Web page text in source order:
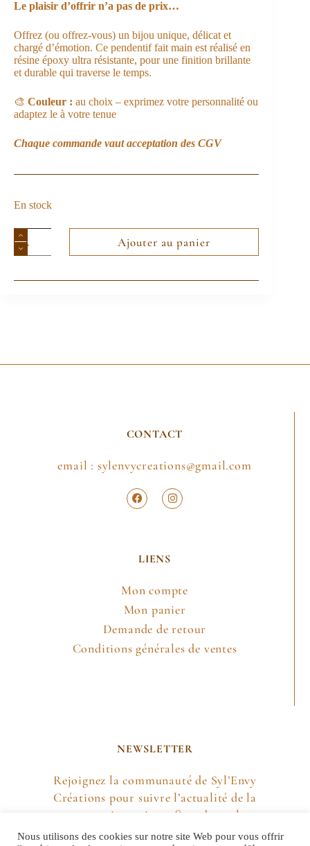
Le plaisir d’offrir n’a pas de prix…
Offrez (ou offrez-vous) un bijou unique, délicat et
chargé d’émotion. Ce pendentif fait main est réalisé en
résine époxy ultra résistante, pour une finition brillante
et durable qui traverse le temps.
🎨 Couleur : au choix – exprimez votre personnalité ou
adaptez le à votre tenue
Chaque commande vaut acceptation des CGV
En stock
Ajouter au panier
CONTACT
email : sylenvycreations@gmail.com
LIENS
Mon compte
Mon panier
Demande de retour
Conditions générales de ventes
NEWSLETTER
Rejoignez la communauté de Syl’Envy
Créations pour suivre l’actualité de la
marque, mais aussi profiter de quelques
petites surprises !
Nous utilisons des cookies sur notre site Web pour vous offrir